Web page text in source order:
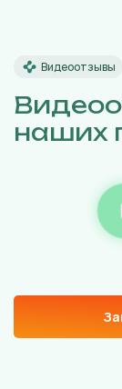
Видеоотзывы
наших